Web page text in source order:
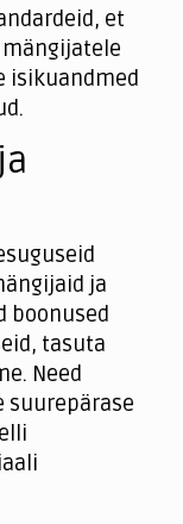
et
isikuandmed
ja
boonused
tasuta
Need
suurepärase